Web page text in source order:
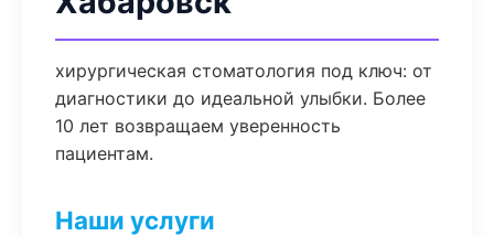
хирургическая стоматология под ключ: от
диагностики до идеальной улыбки. Более
10 лет возвращаем уверенность
пациентам.
Наши услуги